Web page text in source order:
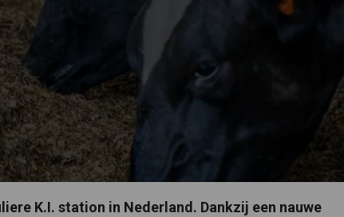
K.I. station in Nederland. Dankzij een nauwe